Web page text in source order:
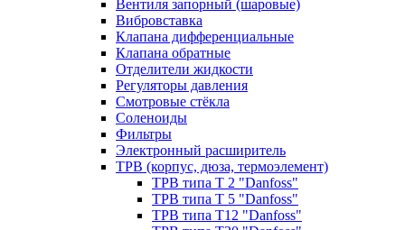
Вентиля запорный (шаровые)
Вибровставка
Клапана дифференциальные
Клапана обратные
Отделители жидкости
Регуляторы давления
Смотровые стёкла
Соленоиды
Фильтры
Электронный расширитель
ТРВ (корпус, дюза, термоэлемент)
ТРВ типа Т 2 "Danfoss"
ТРВ типа Т 5 "Danfoss"
ТРВ типа Т12 "Danfoss"